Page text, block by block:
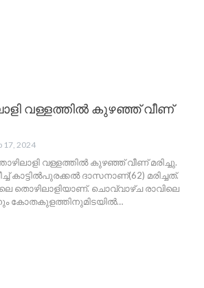
വള്ളത്തില്‍ കുഴഞ്ഞ് വീണ്
17, 2024
വള്ളത്തില്‍ കുഴഞ്ഞ് വീണ് മരിച്ചു.
കാട്ടില്‍പുരക്കല്‍ ദാസനാണ്(62) മരിച്ചത്.
തൊഴിലാളിയാണ്. ചൊവ്വാഴ്ച രാവിലെ
കോതകുളത്തിനുമിടയില്‍…